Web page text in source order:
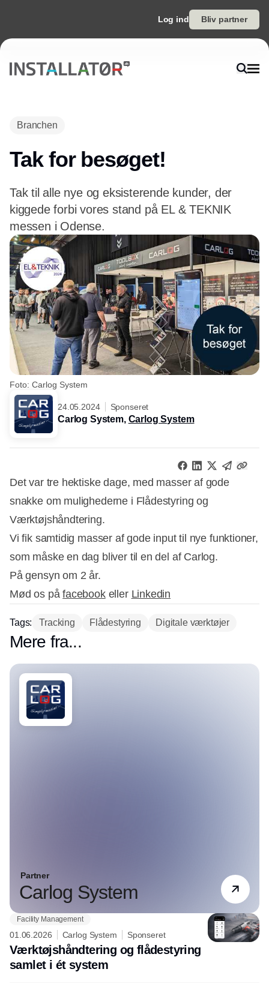
Log ind Bliv partner
Branchen
Tak for besøget!
Tak til alle nye og eksisterende kunder, der
kiggede forbi vores stand på EL & TEKNIK
messen i Odense.
Foto: Carlog System
24.05.2024 Sponseret
Carlog System, Carlog System
Det var tre hektiske dage, med masser af gode
snakke om mulighederne i Flådestyring og
Værktøjshåndtering.
Vi fik samtidig masser af gode input til nye funktioner,
som måske en dag bliver til en del af Carlog.
På gensyn om 2 år.
Mød os påfacebookeller Linkedin
Tags: Tracking Flådestyring Digitale værktøjer
Mere fra...
Partner
Carlog System
Facility Management
01.06.2026 Carlog System Sponseret
Værktøjshåndtering og flådestyring
samlet i ét system